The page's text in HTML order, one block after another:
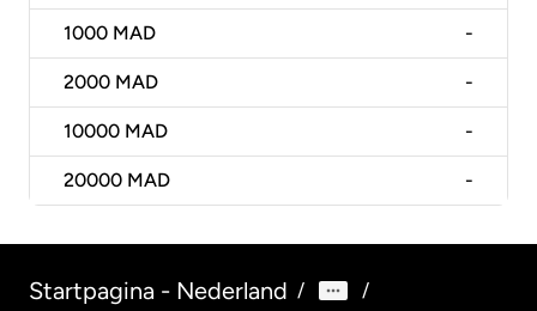
1000 MAD -
2000 MAD -
10000 MAD -
20000 MAD -
Startpagina - Nederland / /